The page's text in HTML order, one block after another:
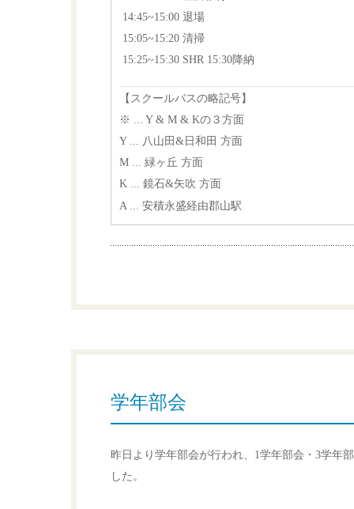
14:45~15:00 退場
15:05~15:20 清掃
15:25~15:30 SHR 15:30降納
【スクールバスの略記号】
※ ... Y & M & Kの３方面
Y ... 八山田&日和田 方面
M ... 緑ヶ丘 方面
K ... 鏡石&矢吹 方面
A ... 安積永盛経由郡山駅
学年部会
昨日より学年部会が行われ、1学年部会・3学年
した。